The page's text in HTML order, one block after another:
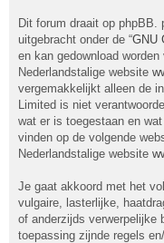
Dit forum draait op phpBB.
uitgebracht onder de “GNU
en kan gedownload worden
Nederlandstalige website
vergemakkelijkt alleen de
Limited is niet
wat er is toegestaan en
vinden op de volgende
Nederlandstalige website
Je gaat akkoord met het
vulgaire, lasterlijke,
of anderzijds verwerpelijke
toepassing zijnde regels